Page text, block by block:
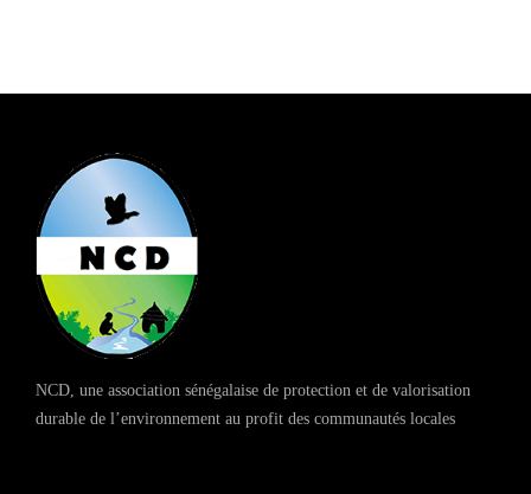
NCD, une association sénégalaise de protection et de valorisation
durable de l’environnement au profit des communautés locales